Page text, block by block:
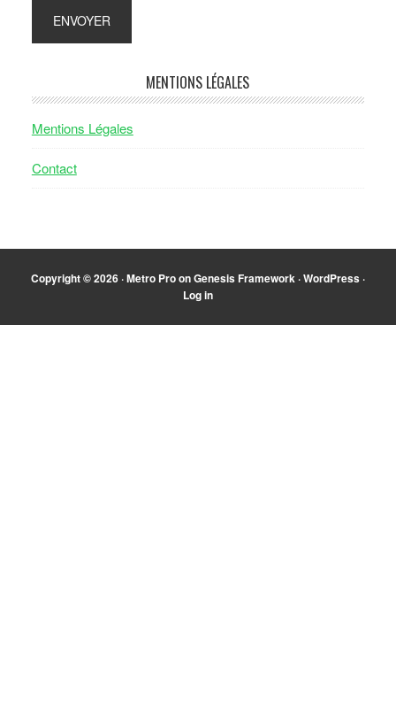
MENTIONS LÉGALES
Mentions Légales
Contact
Copyright © 2026 ·Metro ProonGenesis Framework ·WordPress ·
Log in